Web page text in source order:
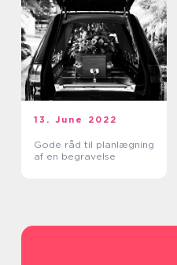
13. June 2022
Gode råd til planlægning
af en begravelse